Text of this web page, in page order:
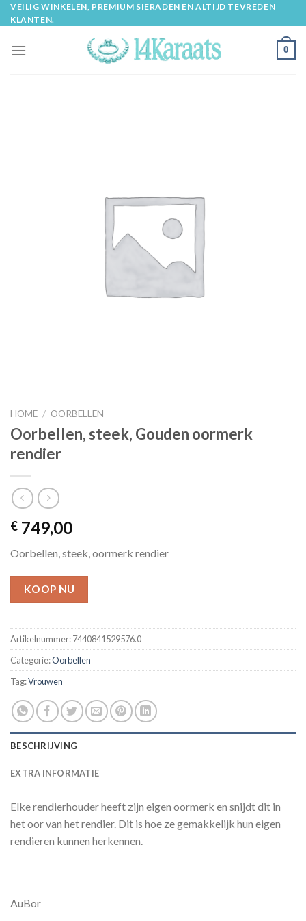
Skip
to
VEILIG WINKELEN, PREMIUM SIERADEN EN ALTIJD TEVREDEN
KLANTEN.
0
HOME / OORBELLEN
Oorbellen, steek, Gouden oormerk
rendier
€ 749,00
Oorbellen, steek, oormerk rendier
KOOP NU
Artikelnummer:7440841529576.0
Categorie:Oorbellen
Tag:Vrouwen
BESCHRIJVING
EXTRA INFORMATIE
Elke rendierhouder heeft zijn eigen oormerk en snijdt dit in
het oor van het rendier. Dit is hoe ze gemakkelijk hun eigen
rendieren kunnen herkennen.
AuBor